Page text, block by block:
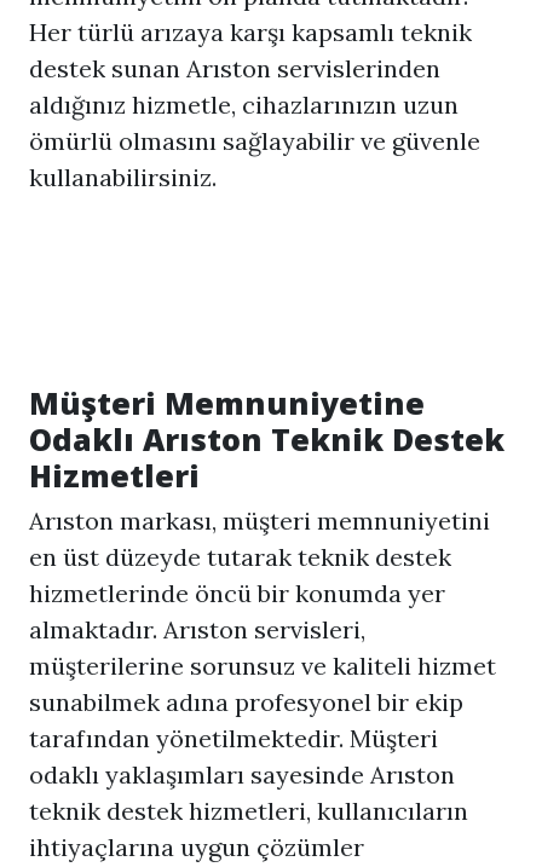
Her türlü arızaya karşı kapsamlı teknik
destek sunan Arıston servislerinden
aldığınız hizmetle, cihazlarınızın uzun
ömürlü olmasını sağlayabilir ve güvenle
kullanabilirsiniz.
Müşteri Memnuniyetine
Odaklı Arıston Teknik Destek
Hizmetleri
Arıston markası, müşteri memnuniyetini
en üst düzeyde tutarak teknik destek
hizmetlerinde öncü bir konumda yer
almaktadır. Arıston servisleri,
müşterilerine sorunsuz ve kaliteli hizmet
sunabilmek adına profesyonel bir ekip
tarafından yönetilmektedir. Müşteri
odaklı yaklaşımları sayesinde Arıston
teknik destek hizmetleri, kullanıcıların
ihtiyaçlarına uygun çözümler